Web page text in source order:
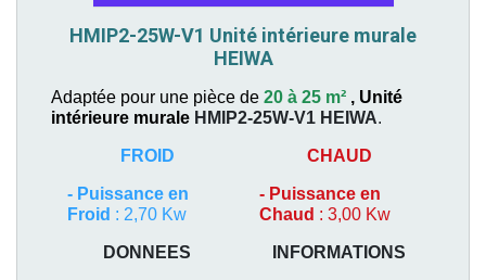
HMIP2-25W-V1 Unité intérieure murale
HEIWA
Adaptée pour une pièce de 20 à 25 m² , Unité
intérieure murale HMIP2-25W-V1 HEIWA.
FROID
- Puissance en
Froid : 2,70 Kw
CHAUD
- Puissance en
Chaud : 3,00 Kw
DONNEES INFORMATIONS